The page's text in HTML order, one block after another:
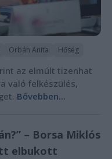
Orbán Anita Hőség
az elmúlt tizenhat
való felkészülés,
Bővebben...
– Borsa Miklós
elbukott